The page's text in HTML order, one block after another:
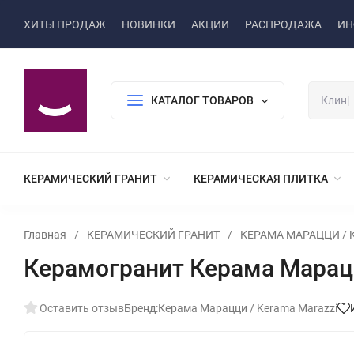
ХИТЫ ПРОДАЖ НОВИНКИ АКЦИИ РАСПРОДАЖА
КАТАЛОГ ТОВАРОВ
КЕРАМИЧЕСКИЙ ГРАНИТ КЕРАМИЧЕСКАЯ ПЛИТКА
Главная / КЕРАМИЧЕСКИЙ ГРАНИТ / КЕРАМА МАРАЦЦИ /
Керамогранит Керама
Оставить отзывБренд:Керама Марацци / Kerama Marazzi